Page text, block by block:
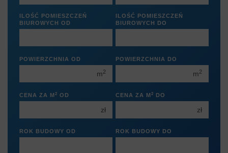
1 pokój
2 pokoje
4 pokoje
1 pokój
2 pokoje
4 pokoje
ILOŚĆ POMIESZCZEŃ
BIUROWYCH OD
4
ILOŚĆ POMIESZCZEŃ
BIUROWYCH DO
4
6
POWIERZCHNIA OD
m2
POWIERZCHNIA DO
m2
CENA ZA M2 OD
zł
CENA ZA M2 DO
zł
ROK BUDOWY OD ROK BUDOWY DO